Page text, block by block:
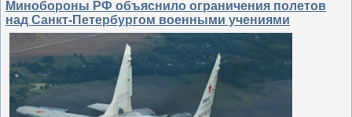
Минобороны РФ объяснило ограничения полетов
над Санкт-Петербургом военными учениями